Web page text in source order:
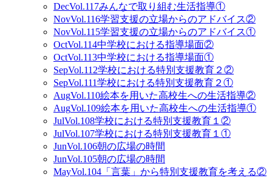
DecVol.117みんなで取り組む生活指導①
NovVol.116学習支援の立場からのアドバイス②
NovVol.115学習支援の立場からのアドバイス①
OctVol.114中学校における指導場面②
OctVol.113中学校における指導場面①
SepVol.112学校における特別支援教育２②
SepVol.111学校における特別支援教育２①
AugVol.110絵本を用いた高校生への生活指導②
AugVol.109絵本を用いた高校生への生活指導①
JulVol.108学校における特別支援教育１②
JulVol.107学校における特別支援教育１①
JunVol.106朝の広場の時間
JunVol.105朝の広場の時間
MayVol.104 「言葉」から特別支援教育を考える②